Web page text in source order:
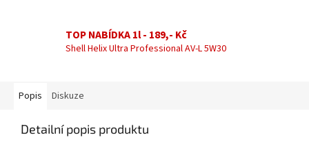
TOP NABÍDKA 1l - 189,- Kč
Shell Helix Ultra Professional AV-L 5W30
Popis Diskuze
Detailní popis produktu